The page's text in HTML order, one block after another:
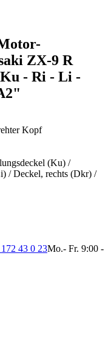
ZX-9 R
- Ri - Li -
Kopf
(Ku) /
/ Deckel, rechts (Dkr) /
43 0 23Mo.- Fr. 9:00 -